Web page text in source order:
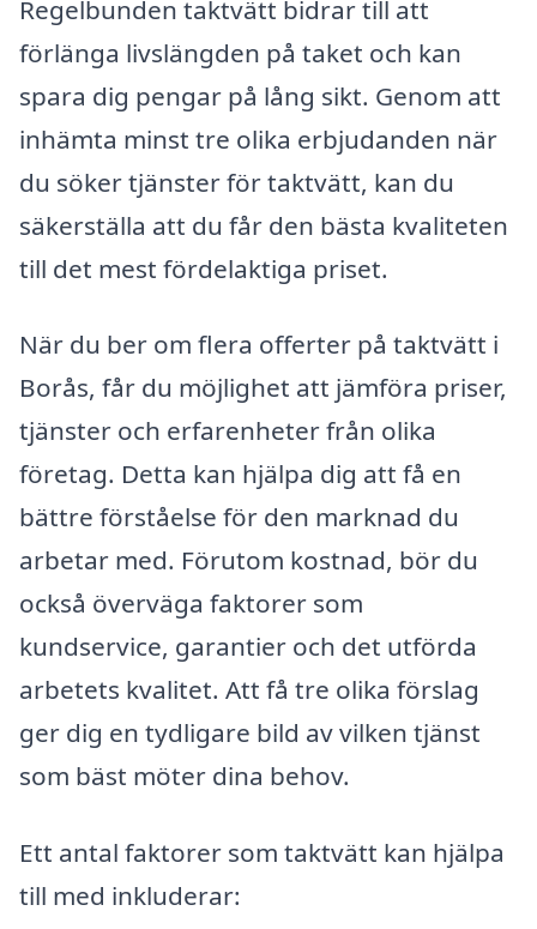
Regelbunden taktvätt bidrar till att
förlänga livslängden på taket och kan
spara dig pengar på lång sikt. Genom att
inhämta minst tre olika erbjudanden när
du söker tjänster för taktvätt, kan du
säkerställa att du får den bästa kvaliteten
till det mest fördelaktiga priset.
När du ber om flera offerter på taktvätt i
Borås, får du möjlighet att jämföra priser,
tjänster och erfarenheter från olika
företag. Detta kan hjälpa dig att få en
bättre förståelse för den marknad du
arbetar med. Förutom kostnad, bör du
också överväga faktorer som
kundservice, garantier och det utförda
arbetets kvalitet. Att få tre olika förslag
ger dig en tydligare bild av vilken tjänst
som bäst möter dina behov.
Ett antal faktorer som taktvätt kan hjälpa
till med inkluderar: